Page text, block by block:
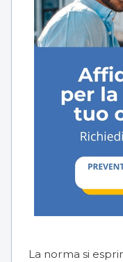
La norma si